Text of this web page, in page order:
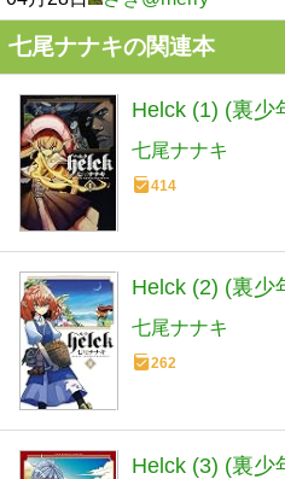
七尾ナナキの関連本
Helck (1) (裏少
七尾ナナキ
414
Helck (2) (裏少
七尾ナナキ
262
Helck (3) (裏少